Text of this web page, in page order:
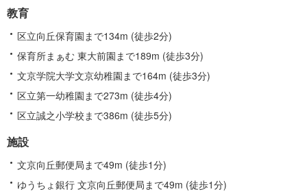
教育
区立向丘保育園まで134m (徒歩2分)
保育所まぁむ 東大前園まで189m (徒歩3分)
文京学院大学文京幼稚園まで164m (徒歩3分)
区立第一幼稚園まで273m (徒歩4分)
区立誠之小学校まで386m (徒歩5分)
施設
文京向丘郵便局まで49m (徒歩1分)
ゆうちょ銀行 文京向丘郵便局まで49m (徒歩1分)